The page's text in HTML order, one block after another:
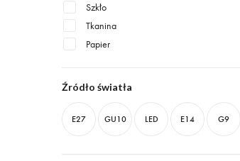
Szkło
Tkanina
Papier
Źródło światła
E27 GU10 LED E14 G9